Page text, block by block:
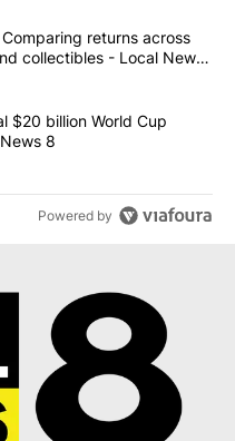
articles in the last
Comparing
returns across
collectibles - Local News
controversial $20 billion
$20 billion World Cup
8
Powered by